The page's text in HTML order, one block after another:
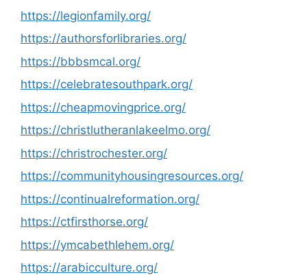
https://legionfamily.org/
https://authorsforlibraries.org/
https://bbbsmcal.org/
https://celebratesouthpark.org/
https://cheapmovingprice.org/
https://christlutheranlakeelmo.org/
https://christrochester.org/
https://communityhousingresources.org/
https://continualreformation.org/
https://ctfirsthorse.org/
https://ymcabethlehem.org/
https://arabicculture.org/